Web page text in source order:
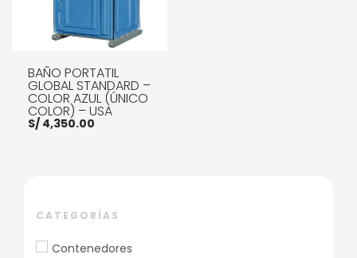
BAÑO PORTATIL
GLOBAL STANDARD –
COLOR AZUL (ÚNICO
COLOR) – USA
S/ 4,350.00
CATEGORÍAS
Contenedores